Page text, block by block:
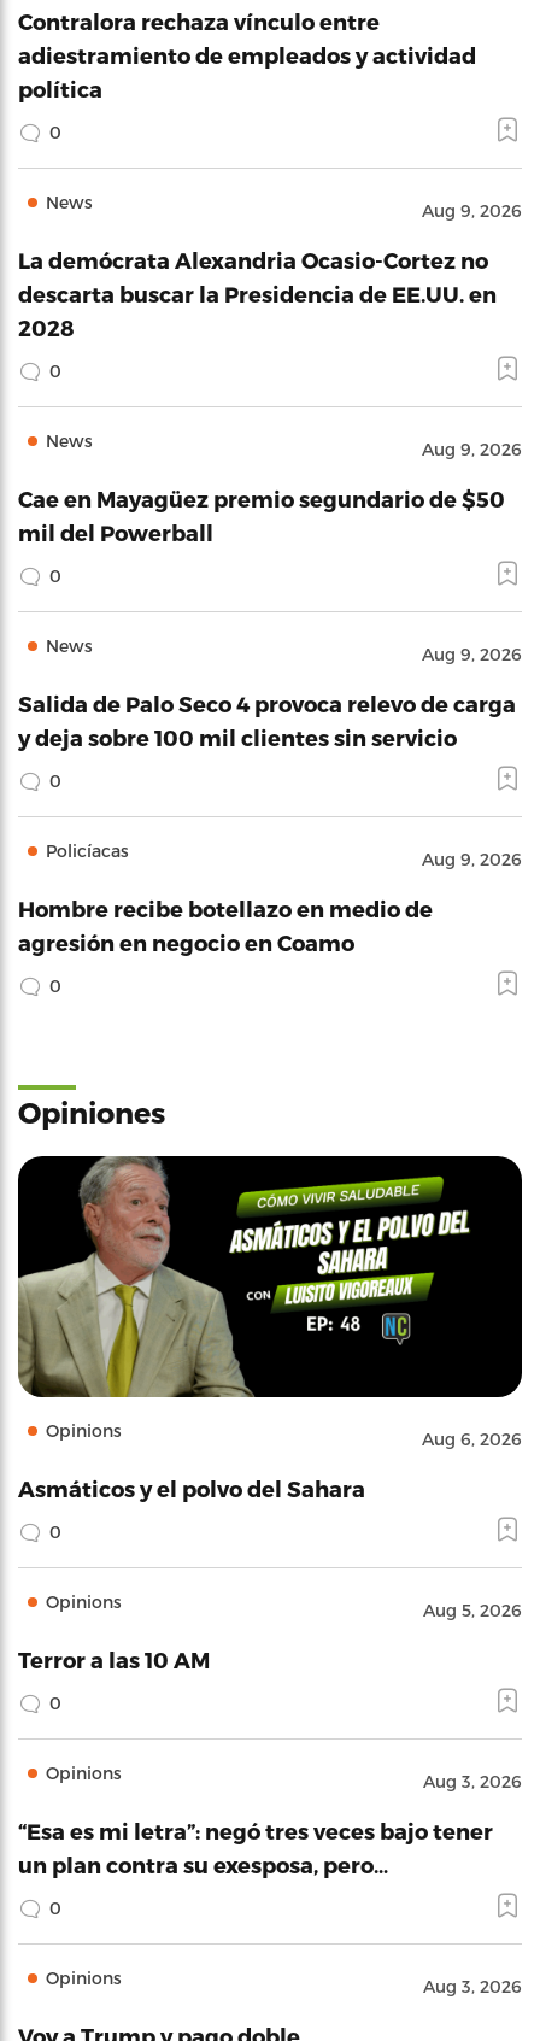
Contralora rechaza vínculo entre
adiestramiento de empleados y actividad
política
0
News Aug 9, 2026
La demócrata Alexandria Ocasio-Cortez no
descarta buscar la Presidencia de EE.UU. en
2028
0
News Aug 9, 2026
Cae en Mayagüez premio segundario de $50
mil del Powerball
0
News Aug 9, 2026
Salida de Palo Seco 4 provoca relevo de carga
y deja sobre 100 mil clientes sin servicio
0
Policíacas Aug 9, 2026
Hombre recibe botellazo en medio de
agresión en negocio en Coamo
0
Opiniones
Opinions Aug 6, 2026
Asmáticos y el polvo del Sahara
0
Opinions Aug 5, 2026
Terror a las 10 AM
0
Opinions Aug 3, 2026
“Esa es mi letra”: negó tres veces bajo tener
un plan contra su exesposa, pero…
0
Opinions Aug 3, 2026
Voy a Trump y pago doble